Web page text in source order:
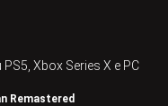
Xbox Series X e PC
Remastered